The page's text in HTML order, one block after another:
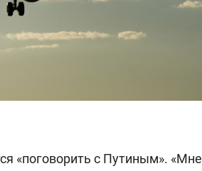
«поговорить с Путиным». «Мне